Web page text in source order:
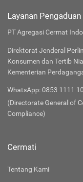
Layanan
PT Agregasi Cermat
Direktorat Jenderal
Konsumen dan Tertib
Kementerian
WhatsApp: 0853 1111
(Directorate General of
Compliance)
Cermati
Tentang Kami